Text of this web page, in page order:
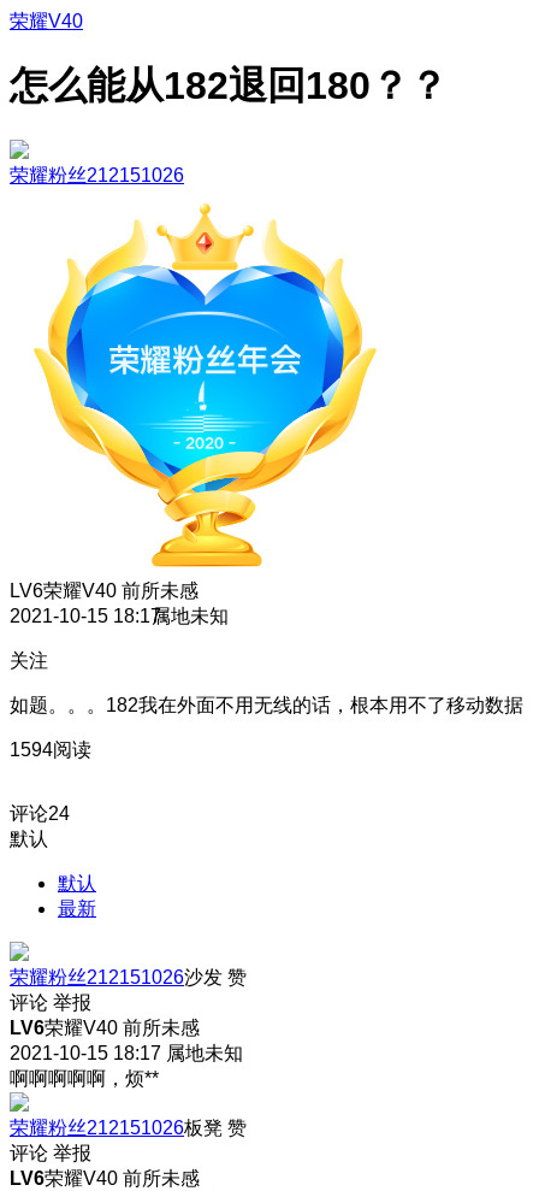
荣耀V40
怎么能从182退回180？？
荣耀粉丝212151026
LV6荣耀V40 前所未感
2021-10-15 18:17属地未知
关注
如题。。。182我在外面不用无线的话，根本用不了移动数据
1594阅读
评论24
默认
默认
最新
荣耀粉丝212151026沙发 赞
评论 举报
LV6荣耀V40 前所未感
2021-10-15 18:17 属地未知
啊啊啊啊啊，烦**
荣耀粉丝212151026板凳 赞
评论 举报
LV6荣耀V40 前所未感